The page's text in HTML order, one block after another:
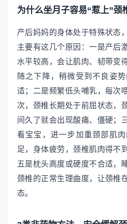
为什么坐月子容易“惹上”颈
产后妈妈的身体处于特殊状态
主要有这几个原因：一是产后
水平较高，会让肌肉、韧带变
随之下降，稍微受到不良姿
适；二是频繁低头哺乳，每次
次，颈椎长期处于前屈状态，
间久了就会出现酸痛、僵硬；
看宝宝，进一步加重颈部肌
足，身体疲劳，颈椎肌肉得不
五是枕头高度或硬度不合适，
颈椎的正常生理曲度，让颈椎
态。